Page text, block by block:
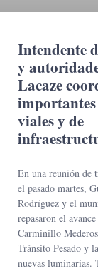
Intendente
y
Lacaze
viales y de
En una reunión de
el pasado martes,
Rodríguez y el
repasaron el
Carminillo
Tránsito Pesado y
nuevas luminarias.